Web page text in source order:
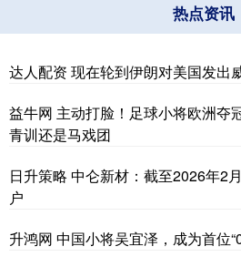
热点资讯
达人配资 现在轮到伊朗对美国发出
益牛网 主动打脸！足球小将欧洲夺
青训还是马戏团
日升策略 中仑新材：截至2026年2
户
升鸿网 中国小将吴宜泽，成为首位